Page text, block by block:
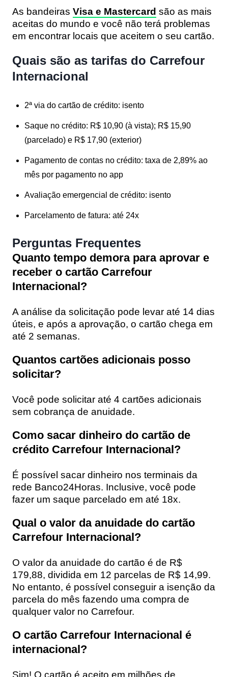
As bandeiras Visa e Mastercard são as mais
aceitas do mundo e você não terá problemas
em encontrar locais que aceitem o seu cartão.
Quais são as tarifas do Carrefour
Internacional
2ª via do cartão de crédito: isento
Saque no crédito: R$ 10,90 (à vista); R$ 15,90
(parcelado) e R$ 17,90 (exterior)
Pagamento de contas no crédito: taxa de 2,89% ao
mês por pagamento no app
Avaliação emergencial de crédito: isento
Parcelamento de fatura: até 24x
Perguntas Frequentes
Quanto tempo demora para aprovar e
receber o cartão Carrefour
Internacional?
A análise da solicitação pode levar até 14 dias
úteis, e após a aprovação, o cartão chega em
até 2 semanas.
Quantos cartões adicionais posso
solicitar?
Você pode solicitar até 4 cartões adicionais
sem cobrança de anuidade.
Como sacar dinheiro do cartão de
crédito Carrefour Internacional?
É possível sacar dinheiro nos terminais da
rede Banco24Horas. Inclusive, você pode
fazer um saque parcelado em até 18x.
Qual o valor da anuidade do cartão
Carrefour Internacional?
O valor da anuidade do cartão é de R$
179,88, dividida em 12 parcelas de R$ 14,99.
No entanto, é possível conseguir a isenção da
parcela do mês fazendo uma compra de
qualquer valor no Carrefour.
O cartão Carrefour Internacional é
internacional?
Sim! O cartão é aceito em milhões de